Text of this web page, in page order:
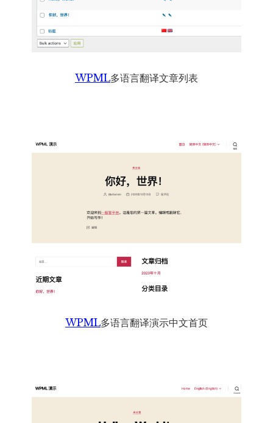
WPML多语言翻译文章列表
WPML多语言翻译演示中文首页